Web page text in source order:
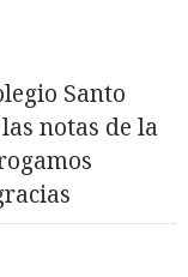
Santo
notas de la